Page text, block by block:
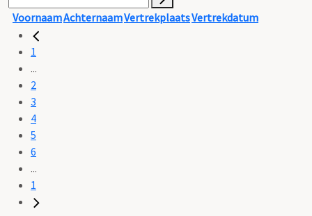
VoornaamAchternaamVertrekplaatsVertrekdatum
1
...
2
3
4
5
6
...
1